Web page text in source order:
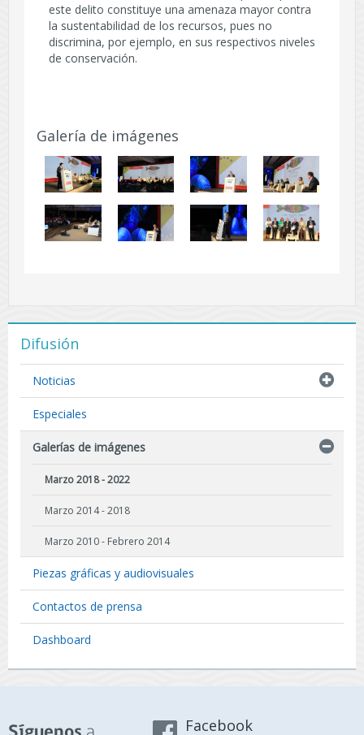
este delito constituye una amenaza mayor contra
la sustentabilidad de los recursos, pues no
discrimina, por ejemplo, en sus respectivos niveles
de conservación.
Galería de imágenes
Difusión
Noticias
Especiales
Galerías de imágenes
Marzo 2018 - 2022
Marzo 2014 - 2018
Marzo 2010 - Febrero 2014
Piezas gráficas y audiovisuales
Contactos de prensa
Dashboard
Facebook